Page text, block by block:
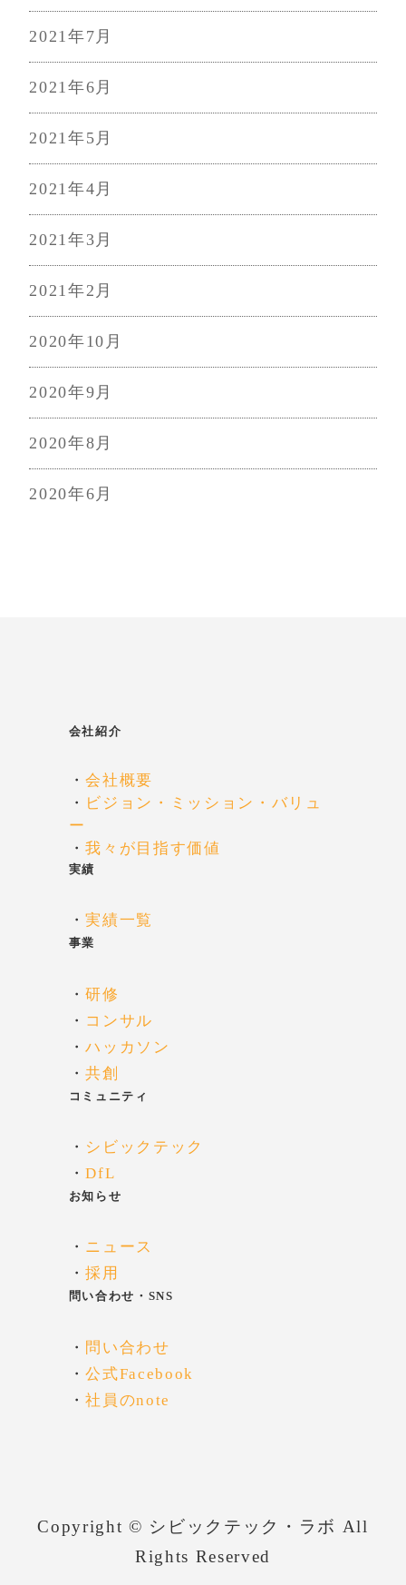
2021年7月
2021年6月
2021年5月
2021年4月
2021年3月
2021年2月
2020年10月
2020年9月
2020年8月
2020年6月
会社紹介
・会社概要
・ ビジョン・ミッション・バリュ
ー
・我々が目指す価値
実績
・実績一覧
事業
・研修
・ コンサル
・ハッカソン
・共創
コミュニティ
・ シビックテック
・DfL
お知らせ
・ ニュース
・採用
問い合わせ・SNS
・ 問い合わせ
・公式Facebook
・社員のnote
Copyright © シビックテック・ラボ All
Rights Reserved